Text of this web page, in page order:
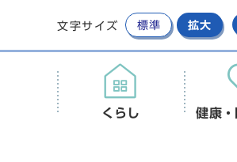
文字サイズ 標準 拡大
くらし 健康